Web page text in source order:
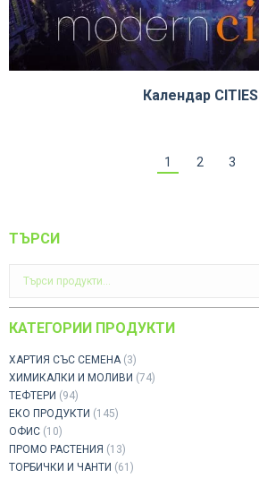
Календар CITIES
1 2 3
ТЪРСИ
КАТЕГОРИИ ПРОДУКТИ
ХАРТИЯ СЪС СЕМЕНА (3)
ХИМИКАЛКИ И МОЛИВИ (74)
ТЕФТЕРИ (94)
ЕКО ПРОДУКТИ (145)
ОФИС (10)
ПРОМО РАСТЕНИЯ (13)
ТОРБИЧКИ И ЧАНТИ (61)